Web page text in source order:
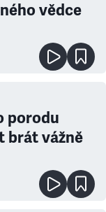
vědce
porodu
brát vážně